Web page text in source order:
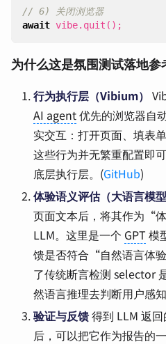
await vibe. quit ();
为什么这是氛围测试落地参
行为执行层（Vibium）
AI agent优先的浏览器自
实交互：打开页面、填表
这些行为并无繁重配置即
底层执行层。(GitHub)
体验语义评估（大语言模型
页面文本后，将其作为“
LLM。这里是一个 GPT 模
馈是否符合“自然语言体
了传统断言检测 selector
然语言推理去判断用户感
验证与反馈得到 LLM 返
后，可以把它作为报告的